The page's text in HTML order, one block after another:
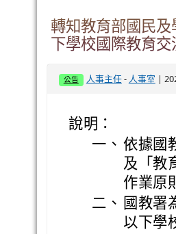
轉知教育部國民及
下學校國際教育
公告 人事主任- 人事室 |
說明：
一、 依據國
及「教
作業原
二、 國教署
以下學